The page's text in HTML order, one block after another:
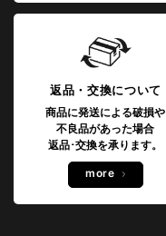
返品・交換について
商品に発送による破損や
不良品があった場合
返品･交換を承ります。
more